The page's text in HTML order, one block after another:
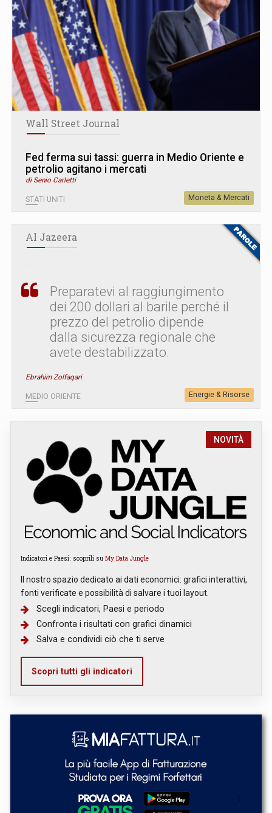
Wall Street Journal
Fed ferma sui tassi: guerra in Medio Oriente e
petrolio agitano i mercati
di Senio Carletti
STATI UNITI Moneta & Mercati
Al Jazeera
Preparatevi al raggiungimento
dei 200 dollari al barile perché il
prezzo del petrolio dipende
dalla sicurezza regionale che
avete destabilizzato.
Ebrahim Zolfaqari
MEDIO ORIENTE Energie & Risorse
NOVITÀ
Indicatori e Paesi: scoprili su My Data Jungle
Il nostro spazio dedicato ai dati economici: grafici interattivi,
fonti verificate e possibilità di salvare i tuoi layout.
Scegli indicatori, Paesi e periodo
Confronta i risultati con grafici dinamici
Salva e condividi ciò che ti serve
Scopri tutti gli indicatori